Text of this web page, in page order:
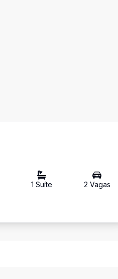
1 Suíte 2 Vagas